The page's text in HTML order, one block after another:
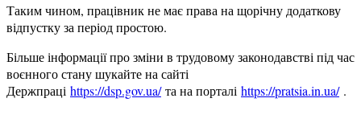
Таким чином, працівник не має права на щорічну додаткову
відпустку за період простою.
Більше інформації про зміни в трудовому законодавстві під час
воєнного стану шукайте на сайті
Держпраці https://dsp.gov.ua/та на порталі https://pratsia.in.ua/.